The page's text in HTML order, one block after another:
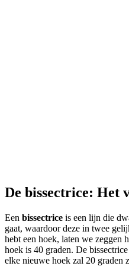
De bissectrice: Het
Een bissectrice is een lijn die
gaat, waardoor deze in twee
hebt een hoek, laten we zeggen
hoek is 40 graden. De
elke nieuwe hoek zal 20 graden